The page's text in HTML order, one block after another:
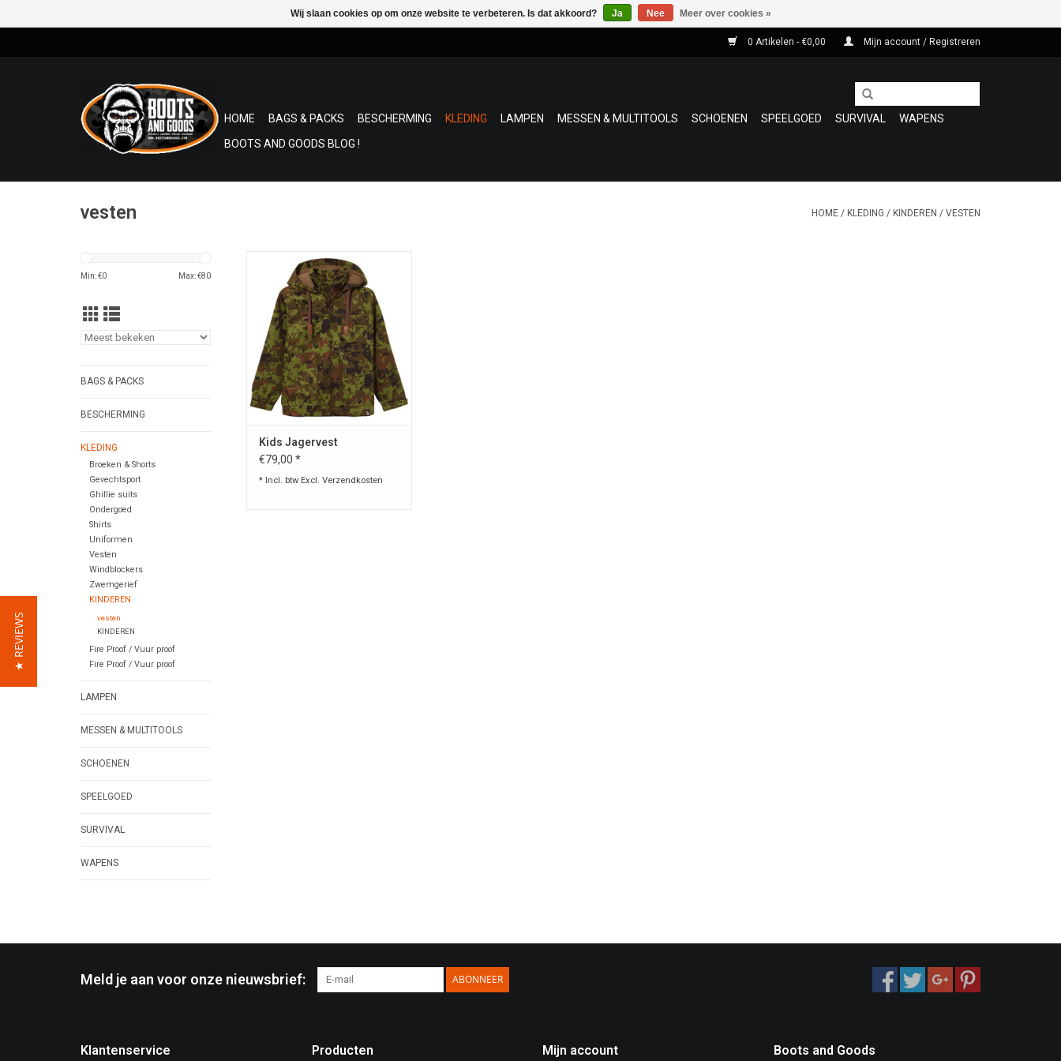
0 Artikelen - €0,00 Mijn account / Registreren
HOME BAGS & PACKS BESCHERMING KLEDING LAMPEN MESSEN & MULTITOOLS SCHOENEN SPEELGOED SURVIVAL
WAPENS
BOOTS AND GOODS BLOG !
vesten HOME / KLEDING / KINDEREN / VESTEN
Min: €0 Max: €80
BAGS & PACKS
BESCHERMING
KLEDING
Broeken & Shorts
Gevechtsport
Ghillie suits
Ondergoed
Shirts
Uniformen
Vesten
Windblockers
Zwemgerief
KINDEREN
vesten
KINDEREN
Fire Proof / Vuur proof
Fire Proof / Vuur proof
LAMPEN
MESSEN & MULTITOOLS
SCHOENEN
SPEELGOED
SURVIVAL
WAPENS
speciaal ontworpen voor kinderen
en biedt behaaglijk comfort en
warmte tijdens
kampeertochten,overnachtingen
buiten of kamperen
TOEVOEGEN AAN WINKELWAGEN
Kids Jagervest
€79,00 *
* Incl. btw Excl. Verzendkosten
Meld je aan voor onze nieuwsbrief: ABONNEER
Klantenservice Producten Mijn account Boots and Goods
Wij slaan cookies op om onze website te verbeteren. Is dat akkoord? Ja Nee Meer over cookies »
★ REVIEWS